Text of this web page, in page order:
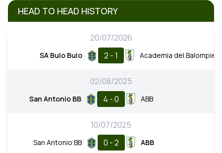
HEAD TO HEAD HISTORY
20/07/2026
SA Bulo Bulo 2 - 1 Academia del Balompie
02/08/2025
San Antonio BB 4 - 0 ABB
10/07/2025
San Antonio BB 0 - 2 ABB